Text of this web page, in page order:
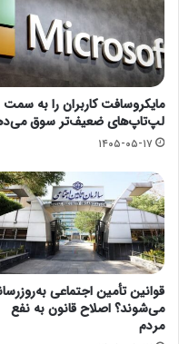
مایکروسافت کاربران را به سمت
لپ‌تاپ‌های ضعیف‌تر سوق
۱۴۰۵-۰۵-۱۷
قوانین تأمین اجتماعی
می‌شوند؟ اصلاح قانون به نفع
مردم